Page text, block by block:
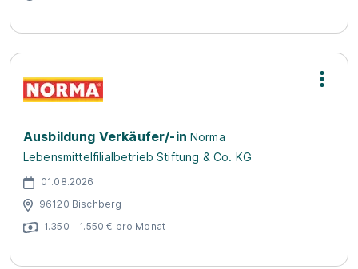
Ausbildung Verkäufer/-in Norma
Lebensmittelfilialbetrieb Stiftung & Co. KG
01.08.2026
96120 Bischberg
1.350 - 1.550 € pro Monat